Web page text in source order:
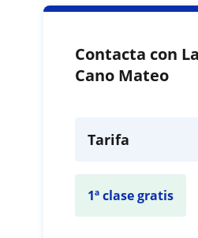
Contacta con
Cano Mateo
Tarifa
1ª clase gratis